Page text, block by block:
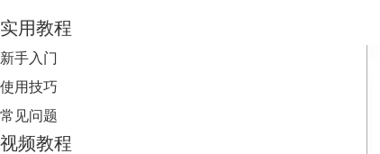
实用教程
新手入门
使用技巧
常见问题
视频教程